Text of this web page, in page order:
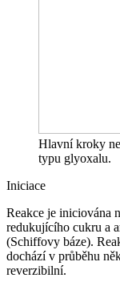
Hlavní kroky
typu glyoxalu.
Iniciace
Reakce je iniciována
redukujícího cukru a
(Schiffovy báze).
dochází v průběhu
reverzibilní.